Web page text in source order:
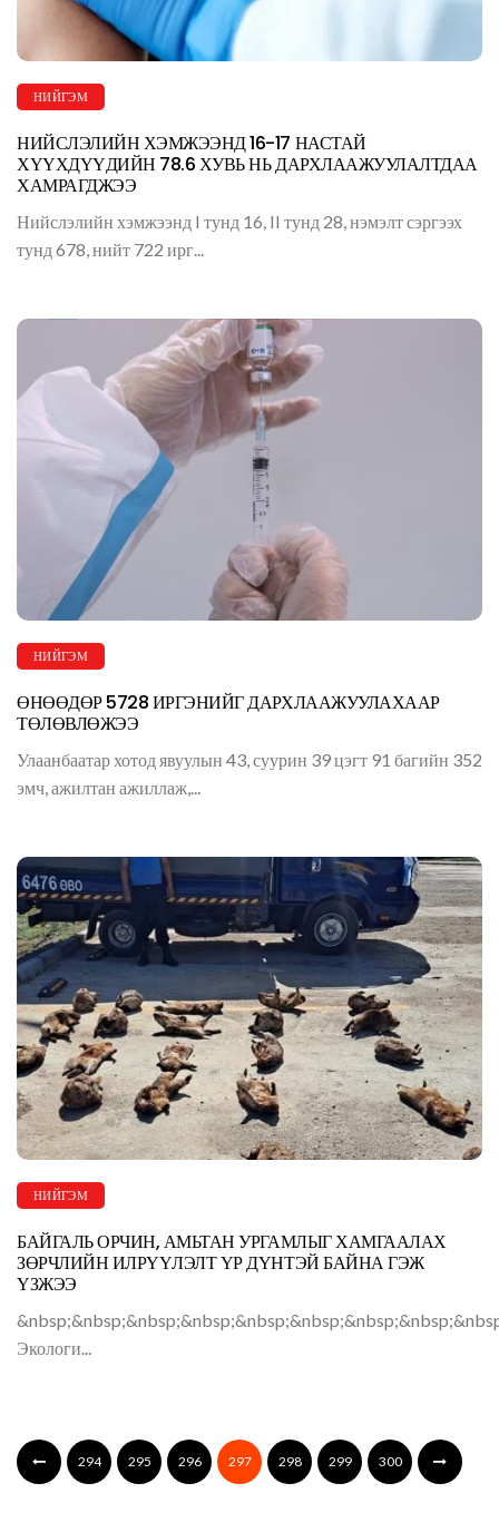
НИЙГЭМ
НИЙСЛЭЛИЙН ХЭМЖЭЭНД 16-17 НАСТАЙ
ХҮҮХДҮҮДИЙН 78.6 ХУВЬ НЬ ДАРХЛААЖУУЛАЛТДАА
ХАМРАГДЖЭЭ
Нийслэлийн хэмжээнд I тунд 16, II тунд 28, нэмэлт сэргээх
тунд 678, нийт 722 ирг...
НИЙГЭМ
ӨНӨӨДӨР 5728 ИРГЭНИЙГ ДАРХЛААЖУУЛАХААР
ТӨЛӨВЛӨЖЭЭ
Улаанбаатар хотод явуулын 43, суурин 39 цэгт 91 багийн 352
эмч, ажилтан ажиллаж,...
НИЙГЭМ
БАЙГАЛЬ ОРЧИН, АМЬТАН УРГАМЛЫГ ХАМГААЛАХ
ЗӨРЧЛИЙН ИЛРҮҮЛЭЛТ ҮР ДҮНТЭЙ БАЙНА ГЭЖ
ҮЗЖЭЭ
Экологи...
294 295 296 297 298 299 300